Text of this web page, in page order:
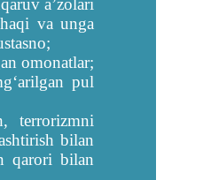
aʼzolari
va unga
omonatlar;
pul
terrorizmni
bilan
qarori bilan